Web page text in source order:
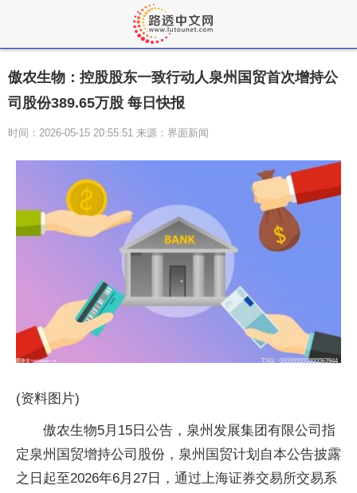
傲农生物：控股股东一致行动人泉州国贸首次增持公
司股份389.65万股 每日快报
时间：2026-05-15 20:55:51 来源：界面新闻
(资料图片)
傲农生物5月15日公告，泉州发展集团有限公司指
定泉州国贸增持公司股份，泉州国贸计划自本公告披露
之日起至2026年6月27日，通过上海证券交易所交易系